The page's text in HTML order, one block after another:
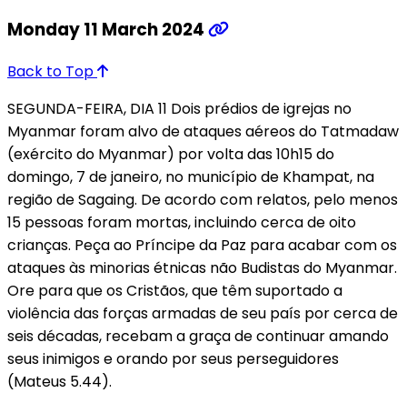
Monday 11 March 2024
Back to Top
SEGUNDA-FEIRA, DIA 11 Dois prédios de igrejas no
Myanmar foram alvo de ataques aéreos do Tatmadaw
(exército do Myanmar) por volta das 10h15 do
domingo, 7 de janeiro, no município de Khampat, na
região de Sagaing. De acordo com relatos, pelo menos
15 pessoas foram mortas, incluindo cerca de oito
crianças. Peça ao Príncipe da Paz para acabar com os
ataques às minorias étnicas não Budistas do Myanmar.
Ore para que os Cristãos, que têm suportado a
violência das forças armadas de seu país por cerca de
seis décadas, recebam a graça de continuar amando
seus inimigos e orando por seus perseguidores
(Mateus 5.44).